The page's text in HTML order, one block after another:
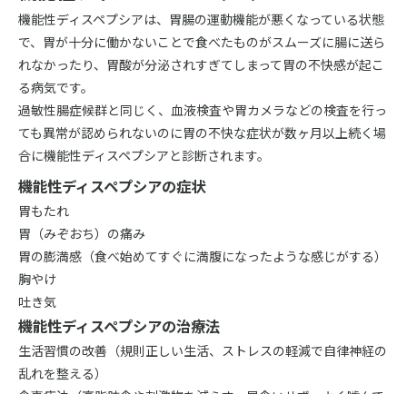
機能性ディスペプシアは、胃腸の運動機能が悪くなっている状態
で、胃が十分に働かないことで食べたものがスムーズに腸に送ら
れなかったり、胃酸が分泌されすぎてしまって胃の不快感が起こ
る病気です。
過敏性腸症候群と同じく、血液検査や胃カメラなどの検査を行っ
ても異常が認められないのに胃の不快な症状が数ヶ月以上続く場
合に機能性ディスペプシアと診断されます。
機能性ディスペプシアの症状
胃もたれ
胃（みぞおち）の痛み
胃の膨満感（食べ始めてすぐに満腹になったような感じがする）
胸やけ
吐き気
機能性ディスペプシアの治療法
生活習慣の改善（規則正しい生活、ストレスの軽減で自律神経の
乱れを整える）